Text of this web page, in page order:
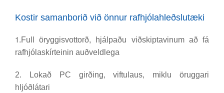
Kostir samanborið við önnur rafhjólahleðslutæki
1.Full öryggisvottorð, hjálpaðu viðskiptavinum að fá
rafhjólaskírteinin auðveldlega
2. Lokað PC girðing, viftulaus, miklu öruggari
hljóðlátari